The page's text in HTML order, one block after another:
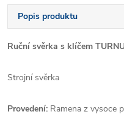
Popis produktu
Ruční svěrka s klíčem
Strojní svěrka
Provedení: Ramena z vysoce